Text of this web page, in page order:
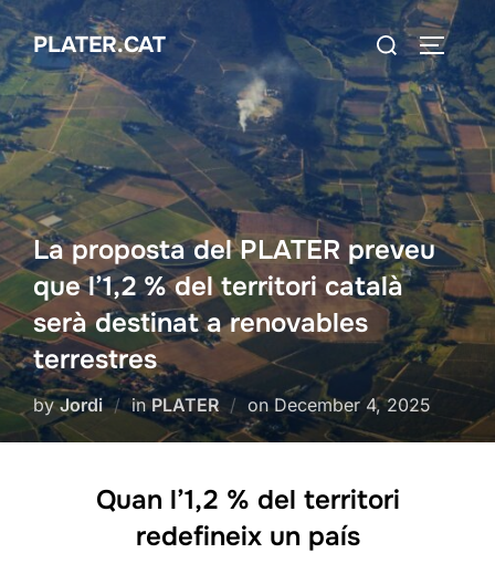
Skip
to
content
PLATER.CAT
Search
for:
La proposta del PLATER preveu
que l’1,2 % del territori català
serà destinat a renovables
terrestres
byJordi inPLATER on Posted
on
December 4, 2025
Quan l’1,2 % del territori
redefineix un país